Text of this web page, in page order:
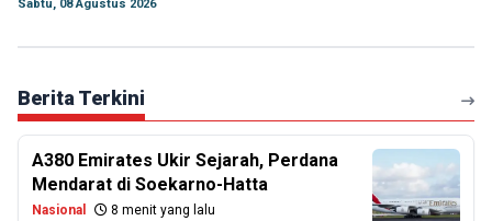
Sabtu, 08 Agustus 2026
Berita Terkini
A380 Emirates Ukir Sejarah, Perdana
Mendarat di Soekarno-Hatta
Nasional 8 menit yang lalu